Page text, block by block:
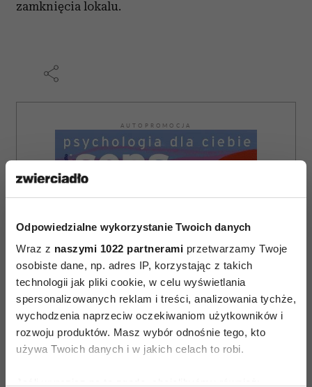
Odpowiedzialne wykorzystanie Twoich danych
Wraz z naszymi 1022 partnerami przetwarzamy Twoje
osobiste dane, np. adres IP, korzystając z takich
technologii jak pliki cookie, w celu wyświetlania
spersonalizowanych reklam i treści, analizowania tychże,
wychodzenia naprzeciw oczekiwaniom użytkowników i
rozwoju produktów. Masz wybór odnośnie tego, kto
używa Twoich danych i w jakich celach to robi.
zamknięcia lokalu.
AUTOPROMOCJA